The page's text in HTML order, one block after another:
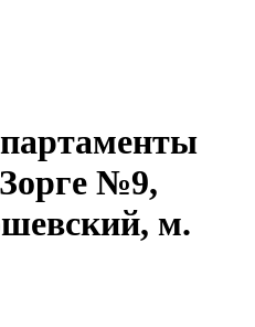
№9,
м.